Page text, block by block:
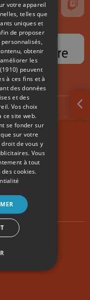
sur TikTok
Suivez-nous sur YouTube
Suivez-nous
votre appareil
telles que
uniques et
de proposer
obtenir
les
peuvent
à ces fins et à
des données
et des
Vos choix
ce site web.
se fonder sur
sur votre
de vous y
. Vous
à tout
cookies.